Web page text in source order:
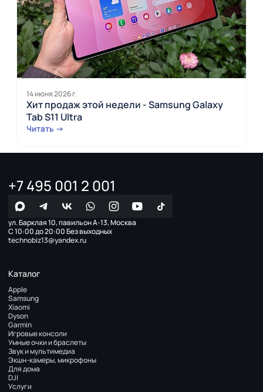
14 июня 2026 г.
Хит продаж этой недели - Samsung Galaxy
Tab S11 Ultra
Читать →
+7 495 001 2 001
ул. Барклая 10, павильон А-13, Москва
С 10:00 до 20:00 Без выходных
technobiz13@yandex.ru
Каталог
Apple
Samsung
Xiaomi
Dyson
Garmin
Игровые консоли
Умные очки и браслеты
Звук и мультимедиа
Экшн-камеры, микрофоны
Для дома
DJI
Услуги